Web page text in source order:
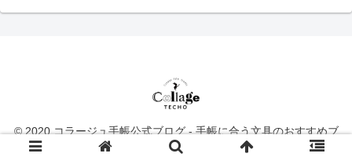
© 2020 コラージュ手帳公式ブログ - 手帳に合う文具のおすすめブ
ログ-COLLAGE TECHO-.